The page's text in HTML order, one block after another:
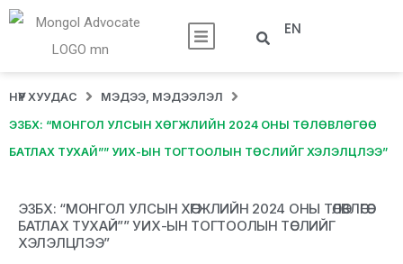
EN
НҮҮР ХУУДАС МЭДЭЭ, МЭДЭЭЛЭЛ
ЭЗБХ: “МОНГОЛ УЛСЫН ХӨГЖЛИЙН 2024 ОНЫ ТӨЛӨВЛӨГӨӨ
БАТЛАХ ТУХАЙ”” УИХ-ЫН ТОГТООЛЫН ТӨСЛИЙГ ХЭЛЭЛЦЛЭЭ”
ЭЗБХ: “МОНГОЛ УЛСЫН ХӨГЖЛИЙН 2024 ОНЫ ТӨЛӨВЛӨГӨӨ
БАТЛАХ ТУХАЙ”” УИХ-ЫН ТОГТООЛЫН ТӨСЛИЙГ
ХЭЛЭЛЦЛЭЭ”